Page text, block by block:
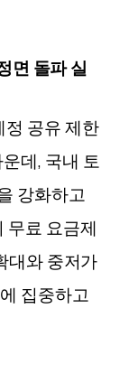
면 돌파 실
공유 제한
데, 국내 토
강화하고
무료 요금제
대와 중저가
집중하고